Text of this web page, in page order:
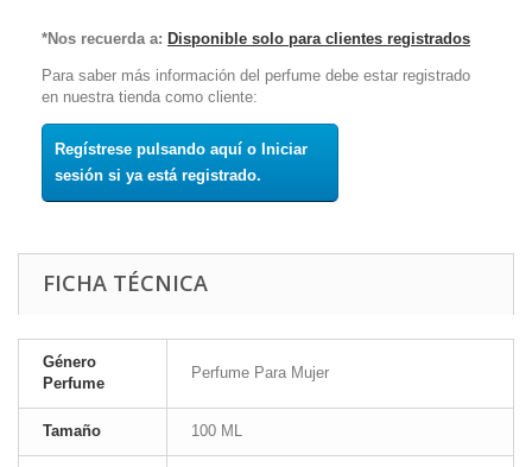
*Nos recuerda a: Disponible solo para clientes registrados
Para saber más información del perfume debe estar registrado
en nuestra tienda como cliente:
Regístrese pulsando aquí o Iniciar
sesión si ya está registrado.
FICHA TÉCNICA
Género
Perfume
Perfume Para Mujer
Tamaño 100 ML